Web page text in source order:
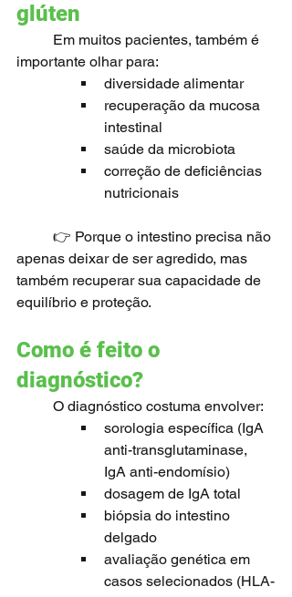
glúten
importante olhar para:
diversidade alimentar
recuperação da mucosa
intestinal
saúde da microbiota
correção de deficiências
nutricionais
apenas deixar de ser agredido, mas
também recuperar sua capacidade de
equilíbrio e proteção.
Como é feito o
diagnóstico?
	O diagnóstico costuma envolver:
sorologia específica (IgA
anti-transglutaminase,
IgA anti-endomísio)
dosagem de IgA total
biópsia do intestino
delgado
avaliação genética em
casos selecionados (HLA-